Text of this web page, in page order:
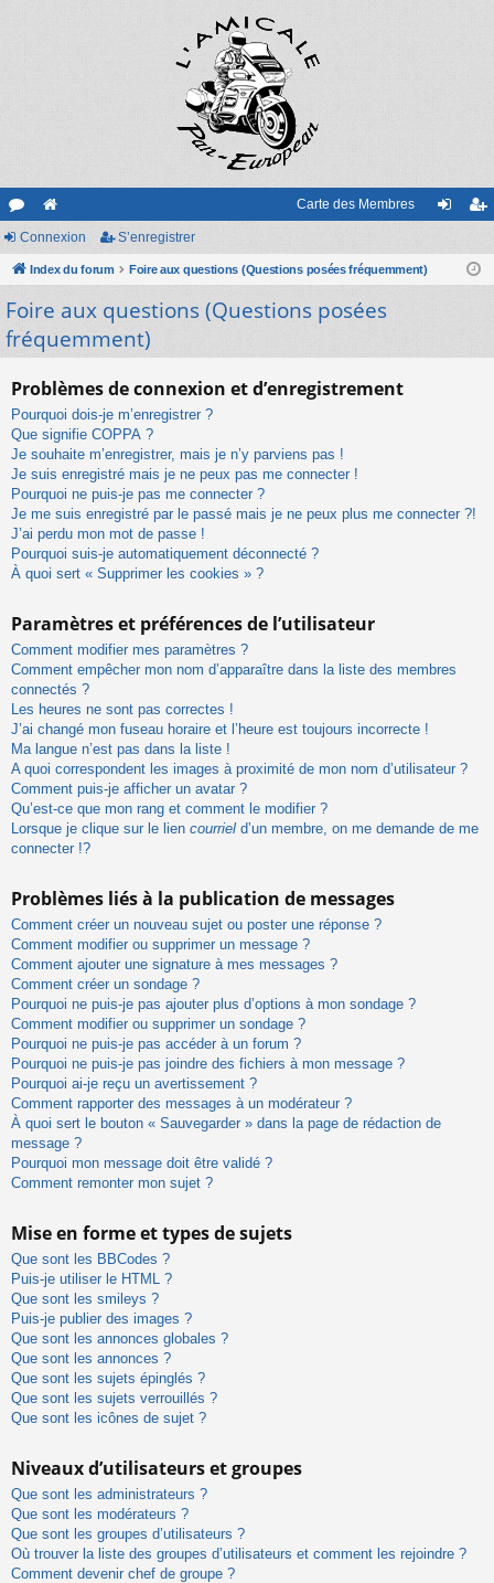
or
u
m
s
e
sit
e
Carte des Membres
nr
Connexion S’enregistrer
Index du forum Foire aux questions (Questions posées fréquemment)
Foire aux questions (Questions posées
fréquemment)
Problèmes de connexion et d’enregistrement
Pourquoi dois-je m’enregistrer ?
Que signifie COPPA ?
Je souhaite m’enregistrer, mais je n’y parviens pas !
Je suis enregistré mais je ne peux pas me connecter !
Pourquoi ne puis-je pas me connecter ?
Je me suis enregistré par le passé mais je ne peux plus me connecter ?!
J’ai perdu mon mot de passe !
Pourquoi suis-je automatiquement déconnecté ?
À quoi sert « Supprimer les cookies » ?
Paramètres et préférences de l’utilisateur
Comment modifier mes paramètres ?
Comment empêcher mon nom d’apparaître dans la liste des membres
connectés ?
Les heures ne sont pas correctes !
J’ai changé mon fuseau horaire et l’heure est toujours incorrecte !
Ma langue n’est pas dans la liste !
A quoi correspondent les images à proximité de mon nom d’utilisateur ?
Comment puis-je afficher un avatar ?
Qu’est-ce que mon rang et comment le modifier ?
Lorsque je clique sur le lien courriel d’un membre, on me demande de me
connecter !?
Problèmes liés à la publication de messages
Comment créer un nouveau sujet ou poster une réponse ?
Comment modifier ou supprimer un message ?
Comment ajouter une signature à mes messages ?
Comment créer un sondage ?
Pourquoi ne puis-je pas ajouter plus d’options à mon sondage ?
Comment modifier ou supprimer un sondage ?
Pourquoi ne puis-je pas accéder à un forum ?
Pourquoi ne puis-je pas joindre des fichiers à mon message ?
Pourquoi ai-je reçu un avertissement ?
Comment rapporter des messages à un modérateur ?
À quoi sert le bouton « Sauvegarder » dans la page de rédaction de
message ?
Pourquoi mon message doit être validé ?
Comment remonter mon sujet ?
Mise en forme et types de sujets
Que sont les BBCodes ?
Puis-je utiliser le HTML ?
Que sont les smileys ?
Puis-je publier des images ?
Que sont les annonces globales ?
Que sont les annonces ?
Que sont les sujets épinglés ?
Que sont les sujets verrouillés ?
Que sont les icônes de sujet ?
Niveaux d’utilisateurs et groupes
Que sont les administrateurs ?
Que sont les modérateurs ?
Que sont les groupes d’utilisateurs ?
Où trouver la liste des groupes d’utilisateurs et comment les rejoindre ?
Comment devenir chef de groupe ?